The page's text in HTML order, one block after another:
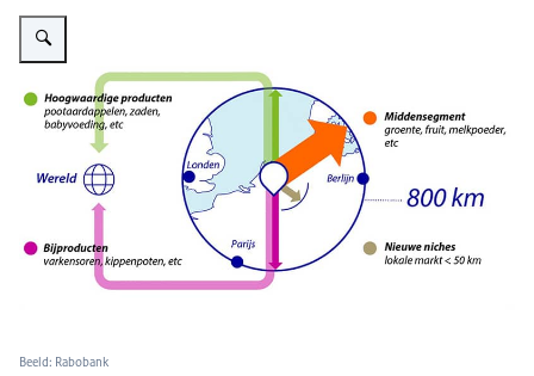
Vergroot afbeelding Export in 2030
Beeld: Rabobank